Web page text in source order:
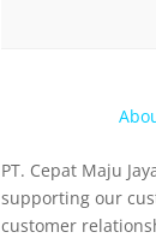
PT. Cepat Maju
supporting our
customer